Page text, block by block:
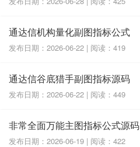
通达信机构量化副图指标公式
发布日期：2026-06-22 | 阅读：419
通达信谷底猎手副图指标源码
发布日期：2026-06-22 | 阅读：449
非常全面万能主图指标公式源码
发布日期：2026-06-19 | 阅读：422